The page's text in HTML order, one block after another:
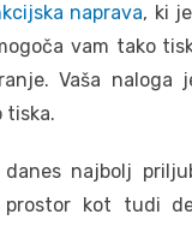
naprava, ki
vam tako
Vaša naloga
tiska.
danes najbolj
prostor kot tudi